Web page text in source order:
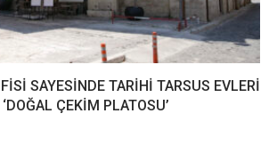
SAYESİNDE TARİHİ TARSUS EVLERİ
ÇEKİM PLATOSU’